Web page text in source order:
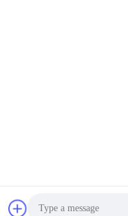
TECHNOLOGY